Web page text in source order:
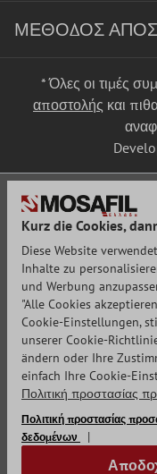
ΜΈΘΟΔΟΣ
* Όλες οι τιμές
αποστολής και
Kurz die Cookies,
Diese Website
Inhalte zu
und Werbung
"Alle Cookies
Cookie-Einstellungen,
unserer Cookie-
ändern oder Ihre
einfach Ihre Cookie-
Πολιτική προστασίας
Πολιτική προστασίας
δεδομένων